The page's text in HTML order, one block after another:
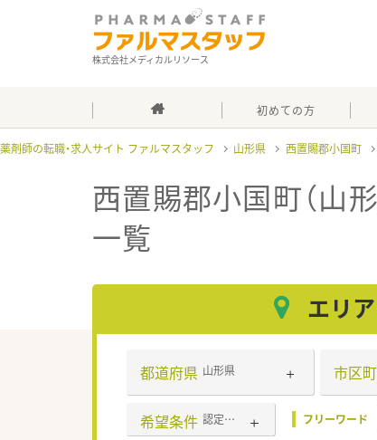
株式会社メディカルリソース
初めての方
薬剤師の転職・求人サイト ファルマスタッフ 山形県 西置賜郡小国町
西置賜郡小国町（山
一覧
エリア
都道府県 山形県 市区
希望条件 認定薬剤師取得支援あり フリーワード